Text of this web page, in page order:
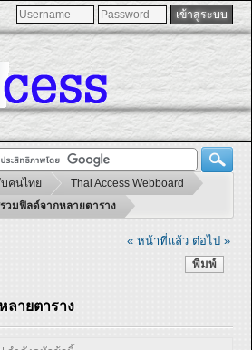
บคนไทย
Thai Access Webboard
วมฟิลด์จากหลายตาราง
« หน้าที่แล้ว ต่อไป »
พิมพ์
ลายตาราง